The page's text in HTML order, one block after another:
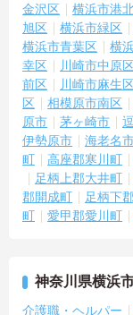
金沢区
横浜市港
旭区
横浜市緑区
横浜市青葉区
横
幸区
川崎市中原
前区
川崎市麻生
区
相模原市南区
原市
茅ヶ崎市
伊勢原市
海老名
町
高座郡寒川町
足柄上郡大井町
郡開成町
足柄下
町
愛甲郡愛川町
神奈川県横浜
介護職・ヘルパー